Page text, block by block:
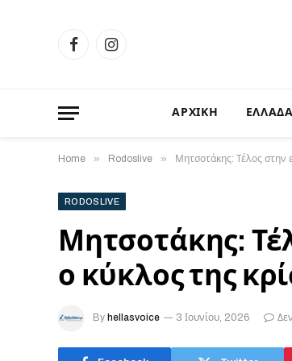
FacebookInstagram
ΑΡΧΙΚΗ ΕΛΛΑΔΑ
Home » Rodoslive » Μητσοτάκης: Τέλος στην
RODOSLIVE
Μητσοτάκης:
ο κύκλος της
By hellasvoice 3 Ιουνίου, 2026